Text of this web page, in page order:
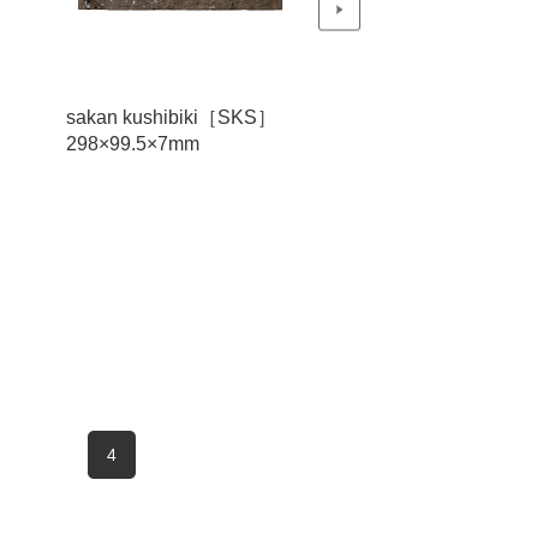
sakan kushibiki［SKS］
298×99.5×7mm
4